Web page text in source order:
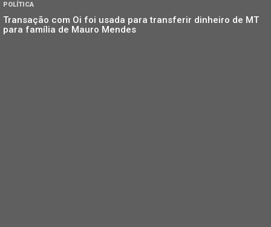
POLÍTICA
Transação com Oi foi usada para transferir dinheiro de MT
para família de Mauro Mendes